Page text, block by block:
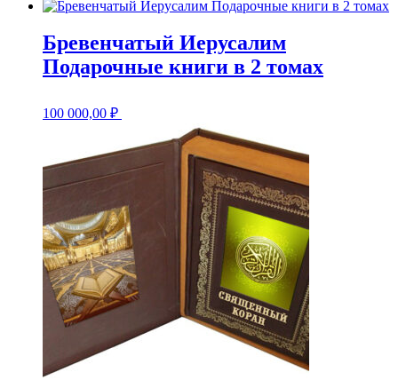
Бревенчатый Иерусалим
Подарочные книги в 2 томах
100 000,00 ₽